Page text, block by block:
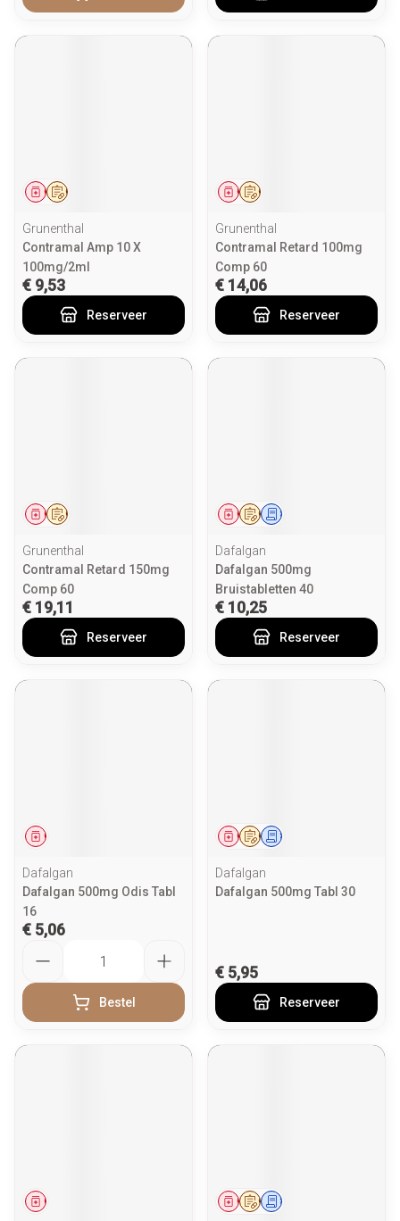
Op voorschrift
Geneesmiddel
Grunenthal
Contramal Amp 10 X
100mg/2ml
€ 9,53
Reserveer
Op voorschrift
Geneesmiddel
Grunenthal
Contramal Retard 100mg
Comp 60
€ 14,06
Reserveer
Op voorschrift
Geneesmiddel
Grunenthal
Contramal Retard 150mg
Comp 60
€ 19,11
Reserveer
Op voorschrift
GeneesmiddelSchriftelijke aanvraag
Dafalgan
Dafalgan 500mg
Bruistabletten 40
€ 10,25
Reserveer
Geneesmiddel
Dafalgan
Dafalgan 500mg Odis Tabl
16
€ 5,06
Bestel
Op voorschrift
GeneesmiddelSchriftelijke aanvraag
Dafalgan
Dafalgan 500mg Tabl 30
€ 5,95
Reserveer
Geneesmiddel Op voorschrift
GeneesmiddelSchriftelijke aanvraag